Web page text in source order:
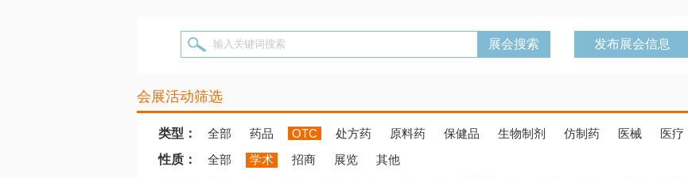
输入关键词搜索 发布展会信息
会展活动筛选
类型： 全部 药品 OTC 处方药 原料药 保健品 生物制剂 仿制药 医械 医疗
性质：
全部 学术 招商 展览
其他